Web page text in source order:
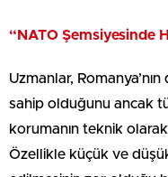
“NATO Şemsiyesinde
Uzmanlar,
sahip olduğunu ancak
korumanın teknik
Özellikle küçük ve